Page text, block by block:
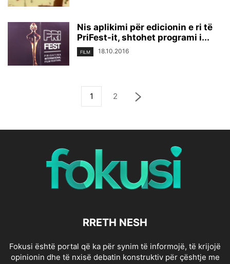
Nis aplikimi për edicionin e ri të
PriFest-it, shtohet programi i...
FILM 18.10.2016
1 2
RRETH NESH
Fokusi është portal që ka për synim të informojë, të krijojë
opinionin dhe të nxisë debatin konstruktiv për çështje me